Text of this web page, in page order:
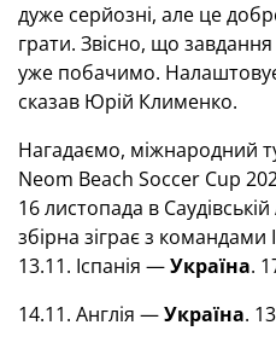
дуже серйозні, але це
грати. Звісно, що
уже побачимо.
сказав Юрій Клименко.
Нагадаємо, міжнародний
Neom Beach Soccer Cup
16 листопада в
збірна зіграє з командами
13.11. Іспанія —Україна.
14.11. Англія —Україна.